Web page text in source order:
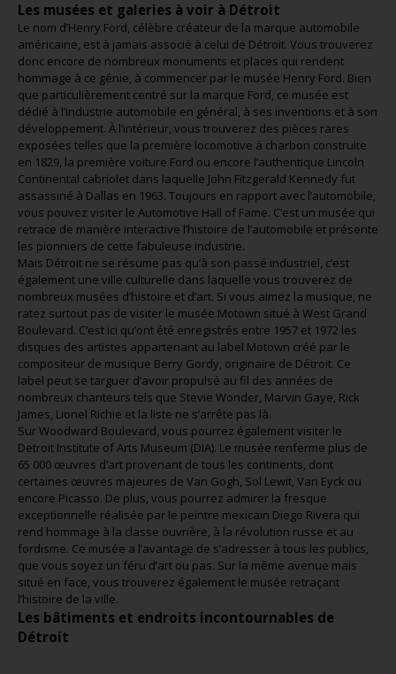
Les musées et galeries à voir à Détroit
Le nom d’Henry Ford, célèbre créateur de la marque automobile
américaine, est à jamais associé à celui de Détroit. Vous trouverez
donc encore de nombreux monuments et places qui rendent
hommage à ce génie, à commencer par le musée Henry Ford. Bien
que particulièrement centré sur la marque Ford, ce musée est
dédié à l’industrie automobile en général, à ses inventions et à son
développement. À l’intérieur, vous trouverez des pièces rares
exposées telles que la première locomotive à charbon construite
en 1829, la première voiture Ford ou encore l’authentique Lincoln
Continental cabriolet dans laquelle John Fitzgerald Kennedy fut
assassiné à Dallas en 1963. Toujours en rapport avec l’automobile,
vous pouvez visiter le Automotive Hall of Fame. C’est un musée qui
retrace de manière interactive l’histoire de l’automobile et présente
les pionniers de cette fabuleuse industrie.
Mais Détroit ne se résume pas qu’à son passé industriel, c’est
également une ville culturelle dans laquelle vous trouverez de
nombreux musées d’histoire et d’art. Si vous aimez la musique, ne
ratez surtout pas de visiter le musée Motown situé à West Grand
Boulevard. C’est ici qu’ont été enregistrés entre 1957 et 1972 les
disques des artistes appartenant au label Motown créé par le
compositeur de musique Berry Gordy, originaire de Détroit. Ce
label peut se targuer d’avoir propulsé au fil des années de
nombreux chanteurs tels que Stevie Wonder, Marvin Gaye, Rick
James, Lionel Richie et la liste ne s’arrête pas là.
Sur Woodward Boulevard, vous pourrez également visiter le
Detroit Institute of Arts Museum (DIA). Le musée renferme plus de
65 000 œuvres d’art provenant de tous les continents, dont
certaines œuvres majeures de Van Gogh, Sol Lewit, Van Eyck ou
encore Picasso. De plus, vous pourrez admirer la fresque
exceptionnelle réalisée par le peintre mexicain Diego Rivera qui
rend hommage à la classe ouvrière, à la révolution russe et au
fordisme. Ce musée a l’avantage de s’adresser à tous les publics,
que vous soyez un féru d’art ou pas. Sur la même avenue mais
situé en face, vous trouverez également le musée retraçant
l’histoire de la ville.
Les bâtiments et endroits incontournables de
Détroit